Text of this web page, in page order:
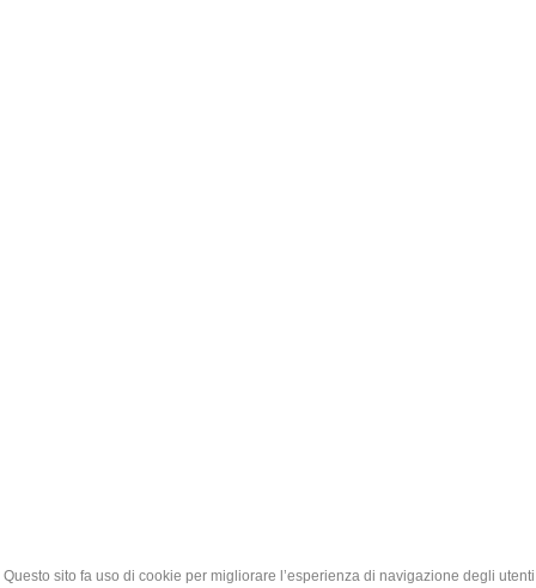
Questo sito fa uso di cookie per migliorare l’esperienza di navigazione degli